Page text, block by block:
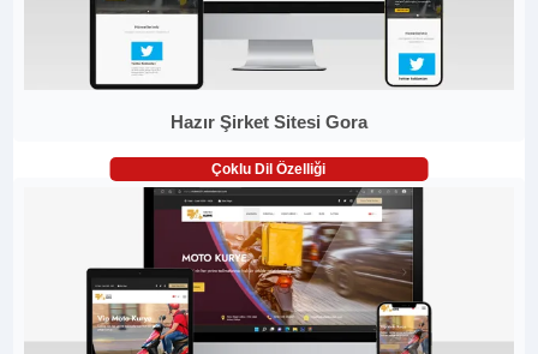
Hazır Şirket Sitesi Gora
Çoklu Dil Özelliği